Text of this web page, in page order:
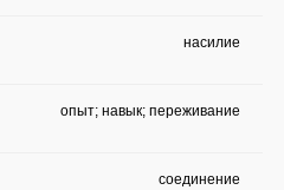
насилие
опыт; навык; переживание
соединение